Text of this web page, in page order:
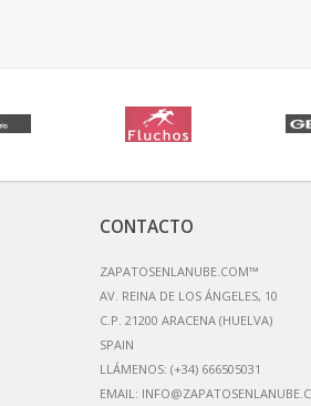
CONTACTO
ZAPATOSENLANUBE.COM™
AV. REINA DE LOS ÁNGELES, 10
C.P. 21200 ARACENA (HUELVA)
LLÁMENOS: (+34) 666505031
EMAIL: